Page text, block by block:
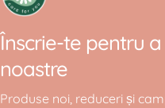
Înscrie-te pentru
noastre
Produse noi, reduceri și